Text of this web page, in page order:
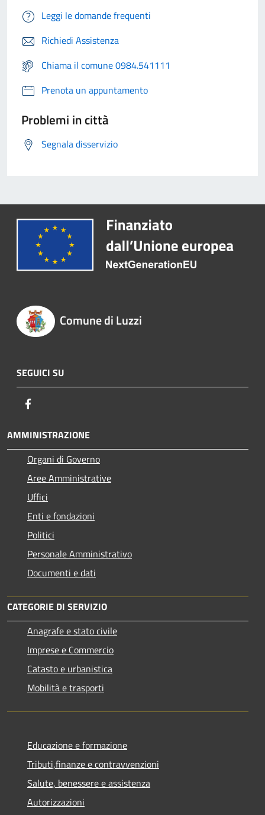
Leggi le domande frequenti
Richiedi Assistenza
Chiama il comune 0984.541111
Prenota un appuntamento
Problemi in città
Segnala disservizio
Comune di Luzzi
SEGUICI SU
AMMINISTRAZIONE
Organi di Governo
Aree Amministrative
Uffici
Enti e fondazioni
Politici
Personale Amministrativo
Documenti e dati
CATEGORIE DI SERVIZIO
Anagrafe e stato civile
Imprese e Commercio
Catasto e urbanistica
Mobilità e trasporti
Educazione e formazione
Tributi,finanze e contravvenzioni
Salute, benessere e assistenza
Autorizzazioni